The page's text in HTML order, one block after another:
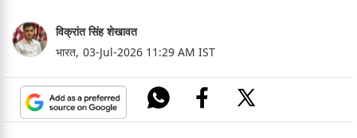
विक्रांत सिंह शेखावत
भारत, 03-Jul-2026 11:29 AM IST